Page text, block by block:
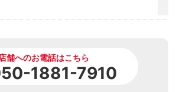
店舗へのお電話はこちら
1881-7910